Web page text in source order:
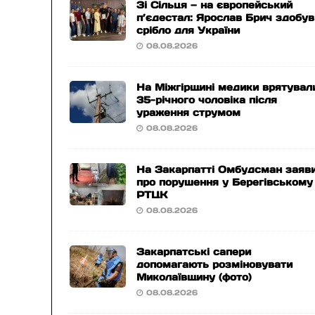
Зі Сільця — на європейський
п’єдестал: Ярослав Брич здобув
срібло для України
08.08.2026
На Міжгірщині медики
35-річного чоловіка після
ураження струмом
08.08.2026
На Закарпатті Омбудсман
про порушення у Берегівському
РТЦК
08.08.2026
Закарпатські сапери
допомагають розміновувати
Миколаївщину (фото)
08.08.2026